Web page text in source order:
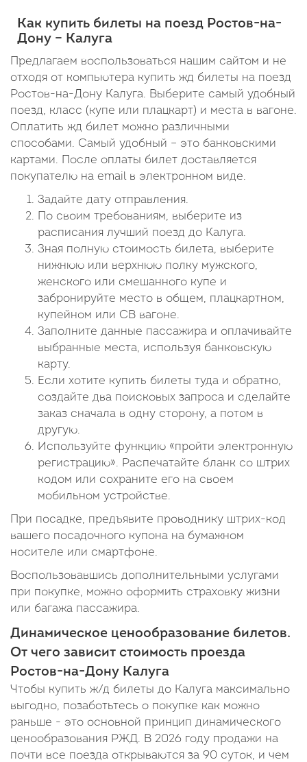
Как купить билеты на поезд Ростов-на-
Дону – Калуга
Предлагаем воспользоваться нашим сайтом и не
отходя от компьютера купить жд билеты на поезд
Ростов-на-Дону Калуга. Выберите самый удобный
поезд, класс (купе или плацкарт) и места в вагоне.
Оплатить жд билет можно различными
способами. Самый удобный – это банковскими
картами. После оплаты билет доставляется
покупателю на email в электронном виде.
Задайте дату отправления.
По своим требованиям, выберите из
расписания лучший поезд до Калуга.
Зная полную стоимость билета, выберите
нижнюю или верхнюю полку мужского,
женского или смешанного купе и
забронируйте место в общем, плацкартном,
купейном или СВ вагоне.
Заполните данные пассажира и оплачивайте
выбранные места, используя банковскую
карту.
Если хотите купить билеты туда и обратно,
создайте два поисковых запроса и сделайте
заказ сначала в одну сторону, а потом в
другую.
Используйте функцию «пройти электронную
регистрацию». Распечатайте бланк со штрих
кодом или сохраните его на своем
мобильном устройстве.
При посадке, предъявите проводнику штрих-код
вашего посадочного купона на бумажном
носителе или смартфоне.
Воспользовавшись дополнительными услугами
при покупке, можно оформить страховку жизни
или багажа пассажира.
Динамическое ценообразование билетов.
От чего зависит стоимость проезда
Ростов-на-Дону Калуга
Чтобы купить ж/д билеты до Калуга максимально
выгодно, позаботьтесь о покупке как можно
раньше - это основной принцип динамического
ценообразования РЖД. В 2026 году продажи на
почти все поезда открываются за 90 суток, и чем